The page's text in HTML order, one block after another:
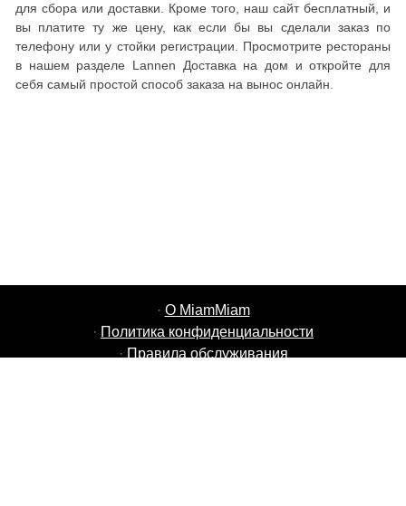
для сбора или доставки. Кроме того, наш сайт бесплатный, и
вы платите ту же цену, как если бы вы сделали заказ по
телефону или у стойки регистрации. Просмотрите рестораны
в нашем разделе Lannen Доставка на дом и откройте для
себя самый простой способ заказа на вынос онлайн.
· О MiamMiam
· Политика конфиденциальности
· Правила обслуживания